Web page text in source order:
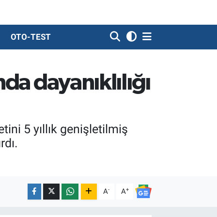
OTO-TEST
dayanıklılığı
5 yıllık genişletilmiş
A- A+